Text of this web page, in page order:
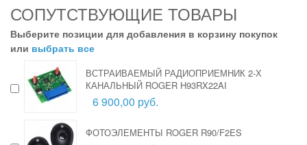
СОПУТСТВУЮЩИЕ ТОВАРЫ
Выберите позиции для добавления в корзину покупок
или выбрать все
ВСТРАИВАЕМЫЙ РАДИОПРИЕМНИК 2-Х
КАНАЛЬНЫЙ ROGER H93RX22AI
6 900,00 руб.
ФОТОЭЛЕМЕНТЫ ROGER R90/F2ES